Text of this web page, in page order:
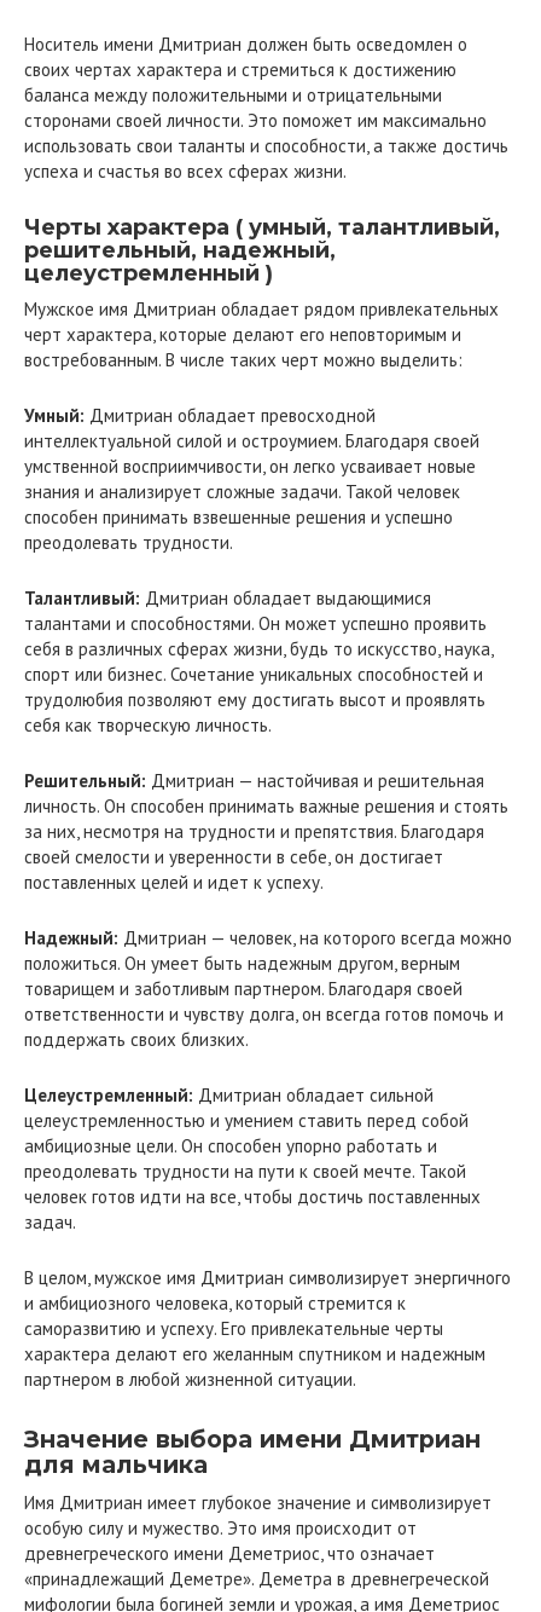
Носитель имени Дмитриан должен быть осведомлен о
своих чертах характера и стремиться к достижению
баланса между положительными и отрицательными
сторонами своей личности. Это поможет им максимально
использовать свои таланты и способности, а также достичь
успеха и счастья во всех сферах жизни.
Черты характера ( умный, талантливый,
решительный, надежный,
целеустремленный )
Мужское имя Дмитриан обладает рядом привлекательных
черт характера, которые делают его неповторимым и
востребованным. В числе таких черт можно выделить:
Умный: Дмитриан обладает превосходной
интеллектуальной силой и остроумием. Благодаря своей
умственной восприимчивости, он легко усваивает новые
знания и анализирует сложные задачи. Такой человек
способен принимать взвешенные решения и успешно
преодолевать трудности.
Талантливый: Дмитриан обладает выдающимися
талантами и способностями. Он может успешно проявить
себя в различных сферах жизни, будь то искусство, наука,
спорт или бизнес. Сочетание уникальных способностей и
трудолюбия позволяют ему достигать высот и проявлять
себя как творческую личность.
Решительный: Дмитриан — настойчивая и решительная
личность. Он способен принимать важные решения и стоять
за них, несмотря на трудности и препятствия. Благодаря
своей смелости и уверенности в себе, он достигает
поставленных целей и идет к успеху.
Надежный: Дмитриан — человек, на которого всегда можно
положиться. Он умеет быть надежным другом, верным
товарищем и заботливым партнером. Благодаря своей
ответственности и чувству долга, он всегда готов помочь и
поддержать своих близких.
Целеустремленный: Дмитриан обладает сильной
целеустремленностью и умением ставить перед собой
амбициозные цели. Он способен упорно работать и
преодолевать трудности на пути к своей мечте. Такой
человек готов идти на все, чтобы достичь поставленных
задач.
В целом, мужское имя Дмитриан символизирует энергичного
и амбициозного человека, который стремится к
саморазвитию и успеху. Его привлекательные черты
характера делают его желанным спутником и надежным
партнером в любой жизненной ситуации.
Значение выбора имени Дмитриан
для мальчика
Имя Дмитриан имеет глубокое значение и символизирует
особую силу и мужество. Это имя происходит от
древнегреческого имени Деметриос, что означает
«принадлежащий Деметре». Деметра в древнегреческой
мифологии была богиней земли и урожая, а имя Деметриос